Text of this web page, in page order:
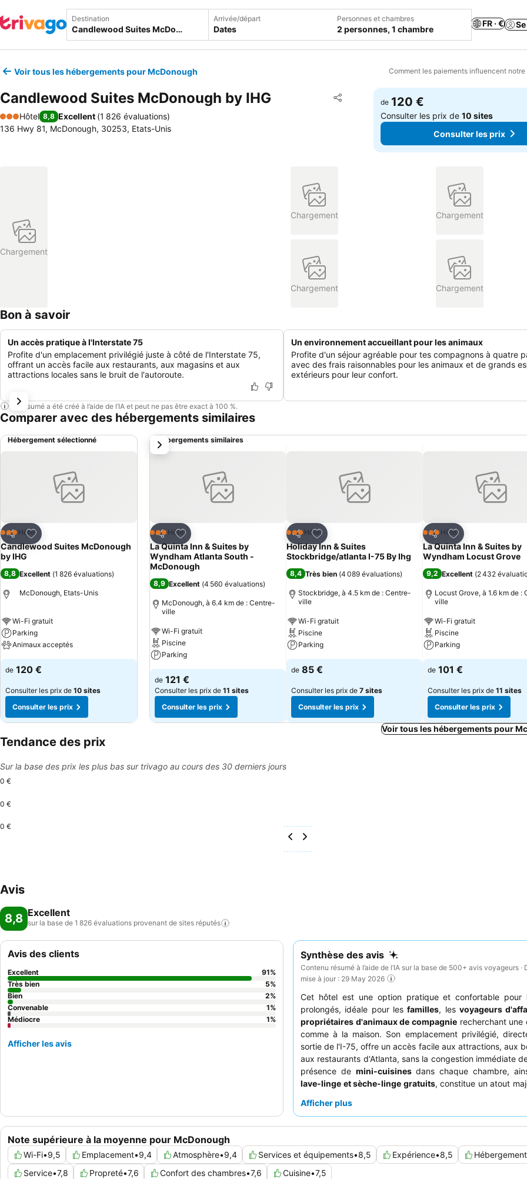
Destination Arrivée/départ
Dates
Personnes et chambres
2 personnes, 1 chambre
FR · €
Voir tous les hébergements pour McDonough Comment les paiements influencent
Candlewood Suites McDonough by IHG Partager
Ajouter à mes favoris
3 Étoiles
Hôtel 8,8 Excellent (1 826 évaluations)
136 Hwy 81, McDonough, 30253, Etats-Unis
de 120 €
Consulter les prix de10 sites
Consulter les prix
Chargement
Chargement Chargement
Chargement Chargement
Bon à savoir
Un accès pratique à l'Interstate 75
Profite d'un emplacement privilégié juste à côté de l'Interstate 75,
offrant un accès facile aux restaurants, aux magasins et aux
attractions locales sans le bruit de l'autoroute.
Un environnement accueillant pour les animaux
Profite d'un séjour agréable pour tes compagnons à quatre
avec des frais raisonnables pour les animaux et de grands
extérieurs pour leur confort.
Ce résumé a été créé à l’aide de l’IA et peut ne pas être exact à 100 %.
Comparer avec des hébergements similaires
Hébergement sélectionné
Partager
Ajouter à mes favoris
3 ÉtoilesHôtel
Candlewood Suites McDonough
by IHG
8,8 Excellent (1 826 évaluations)
McDonough, Etats-Unis
Wi-Fi gratuit
Parking
Animaux acceptés
de 120 €
Consulter les prix de 10 sites
Consulter les prix
Hébergements similaires
Partager
Ajouter à mes favoris
3 ÉtoilesHôtel
La Quinta Inn & Suites by
Wyndham Atlanta South -
McDonough
8,9 Excellent (4 560 évaluations)
McDonough, à 6.4 km de : Centre-
ville
Wi-Fi gratuit
Piscine
Parking
de 121 €
Consulter les prix de 11 sites
Consulter les prix
Partager
Ajouter à mes favoris
3 ÉtoilesHôtel
Holiday Inn & Suites
Stockbridge/atlanta I-75 By Ihg
8,4 Très bien (4 089 évaluations)
Stockbridge, à 4.5 km de : Centre-
ville
Wi-Fi gratuit
Piscine
Parking
de 85 €
Consulter les prix de 7 sites
Consulter les prix
Partager
Ajouter à mes
3 ÉtoilesHôtel
La Quinta Inn & Suites by
Wyndham Locust Grove
9,2 Excellent (2 432
Locust Grove, à 1.6 km de :
ville
Wi-Fi gratuit
Piscine
Parking
de 101 €
Consulter les prix de 11 sites
Consulter les prix
suivant
Voir tous les hébergements pour
Tendance des prix
Sur la base des prix les plus bas sur trivago au cours des 30 derniers jours
0 €
0 €
0 €
Avis
8,8 Excellent
sur la base de 1 826 évaluations provenant de sites réputés
Synthèse des avis
Contenu résumé à l’aide de l’IA sur la base de 500+ avis voyageurs ·
mise à jour : 29 May 2026
Cet hôtel est une option pratique et confortable pour
prolongés, idéale pour lesfamilles, lesvoyageurs
propriétaires d'animaux de compagnie recherchant une
comme à la maison. Son emplacement privilégié,
sortie de l'I-75, offre un accès facile aux attractions, aux
aux restaurants d'Atlanta, sans la congestion immédiate
présence de mini-cuisinesdans chaque chambre,
lave-linge et sèche-linge gratuits, constitue un atout
louent constamment le
recommandé de demander une chambre ne
l'autoroute.
Afficher plus
Note supérieure à la moyenne pour McDonough
Wi-Fi•9,5 Emplacement•9,4 Atmosphère•9,4 Services et équipements•8,5 Expérience•8,5 Hébergement
Service•7,8 Propreté•7,6 Confort des chambres•7,6 Cuisine•7,5
Avis des clients
Excellent 91%
Très bien
5%
Bien
2%
Convenable
1%
Médiocre
1%
Afficher les avis